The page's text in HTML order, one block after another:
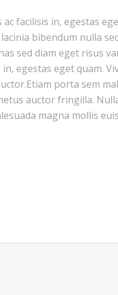
facilisis in, egestas
bibendum nulla
sed diam eget risus
egestas eget quam.
porta sem
auctor fringilla.
magna mollis